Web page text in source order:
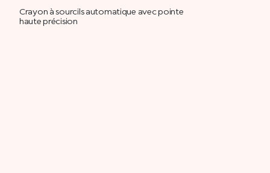
Crayon à sourcils automatique avec pointe
haute précision